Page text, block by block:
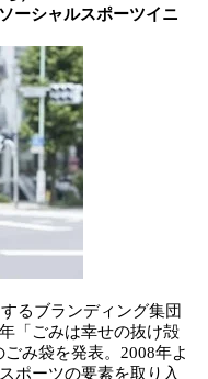
ーシャルスポーツイニ
るブランディング集団
「ごみは幸せの抜け殻
み袋を発表。2008年よ
ポーツの要素を取り入